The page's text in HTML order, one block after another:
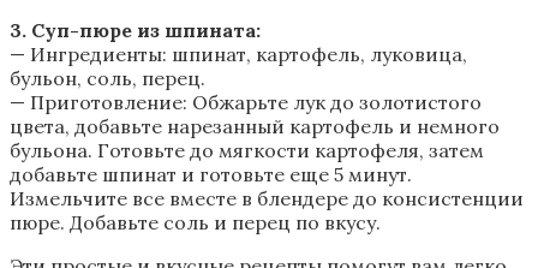
3. Суп-пюре из шпината:
— Ингредиенты: шпинат, картофель, луковица,
бульон, соль, перец.
— Приготовление: Обжарьте лук до золотистого
цвета, добавьте нарезанный картофель и немного
бульона. Готовьте до мягкости картофеля, затем
добавьте шпинат и готовьте еще 5 минут.
Измельчите все вместе в блендере до консистенции
пюре. Добавьте соль и перец по вкусу.